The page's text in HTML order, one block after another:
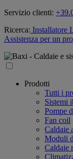
Servizio clienti:
Ricerca: Installatore
Assistenza per un
Prodotti
Tutti i
Sistemi
Pompe
Fan coil
Caldaie
Moduli
Caldaie